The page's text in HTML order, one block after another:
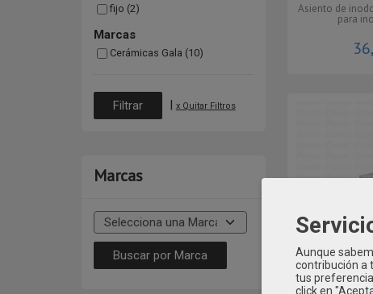
fijo (2)
Marcas
Cerámicas Gala (10)
| x Quitar Filtros
Marcas
Asiento de
para
Aunque
contribución a
tus
click en